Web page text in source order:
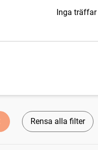
Inga
Rensa alla filter